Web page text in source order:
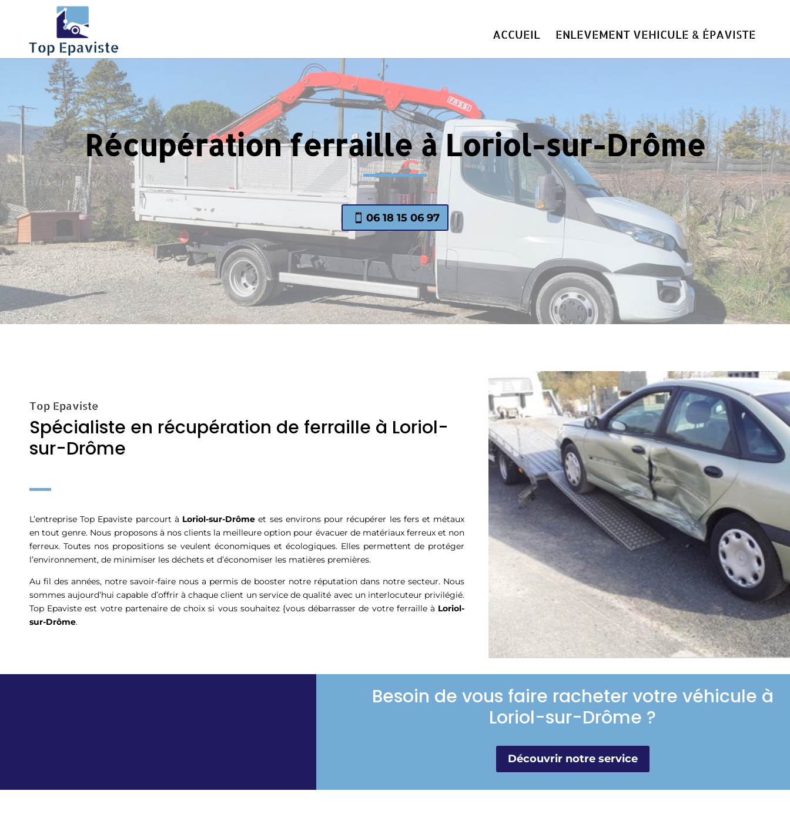
ACCUEIL ENLEVEMENT VEHICULE & ÉPAVISTE
Récupération ferraille à Loriol-sur-Drôme
06 18 15 06 97
Top Epaviste
Spécialiste en récupération de ferraille à Loriol-
sur-Drôme
L’entreprise Top Epaviste parcourt à Loriol-sur-Drôme et ses environs pour récupérer les fers et métaux
en tout genre. Nous proposons à nos clients la meilleure option pour évacuer de matériaux ferreux et non
ferreux. Toutes nos propositions se veulent économiques et écologiques. Elles permettent de protéger
l’environnement, de minimiser les déchets et d’économiser les matières premières.
Au fil des années, notre savoir-faire nous a permis de booster notre réputation dans notre secteur. Nous
sommes aujourd’hui capable d’offrir à chaque client un service de qualité avec un interlocuteur privilégié.
Top Epaviste est votre partenaire de choix si vous souhaitez {vous débarrasser de votre ferraille à Loriol-
sur-Drôme.
Besoin de vous faire racheter votre véhicule à
Loriol-sur-Drôme ?
Découvrir notre service